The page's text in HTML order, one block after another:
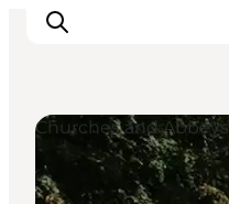
Ispirazioni
Churches and Abbeys